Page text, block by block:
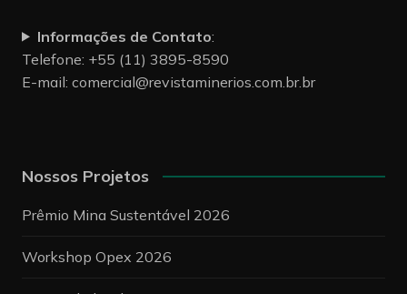
Informações de Contato:
Telefone: +55 (11) 3895-8590
E-mail: comercial@revistaminerios.com.br.br
Nossos Projetos
Prêmio Mina Sustentável 2026
Workshop Opex 2026